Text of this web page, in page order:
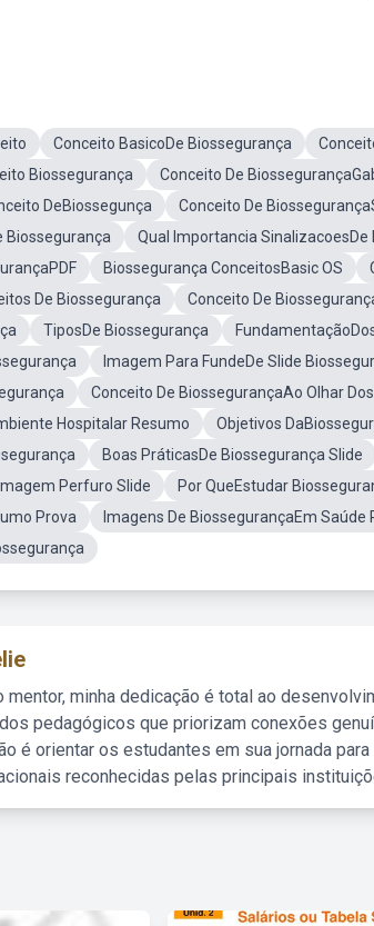
Conceito BasicoDe Biossegurança
Biossegurança
Conceito De
DeBiossegunça
Conceito De
Biossegurança
Qual Importancia
Biossegurança ConceitosBasic OS
De Biossegurança
Conceito De
TiposDe Biossegurança
Imagem Para FundeDe Slide
Conceito De BiossegurançaAo Olhar
Hospitalar Resumo
Objetivos
Boas PráticasDe Biossegurança Slide
Perfuro Slide
Por QueEstudar
Prova
Imagens De BiossegurançaEm Saúde
mentor, minha dedicação é total ao
pedagógicos que priorizam conexões
é orientar os estudantes em sua jornada
reconhecidas pelas principais